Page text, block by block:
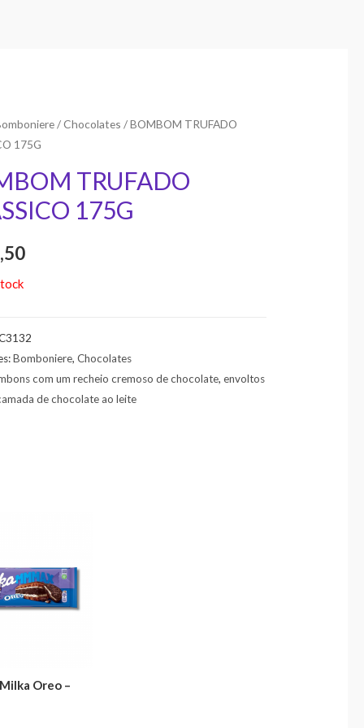
/Chocolates / BOMBOM TRUFADO
175G
TRUFADO
175G
Bomboniere,Chocolates
com um recheio cremoso de chocolate,envoltos
de chocolate ao leite
Oreo –